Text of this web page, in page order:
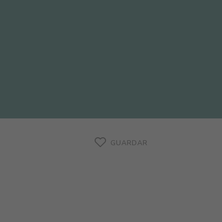
GUARDAR